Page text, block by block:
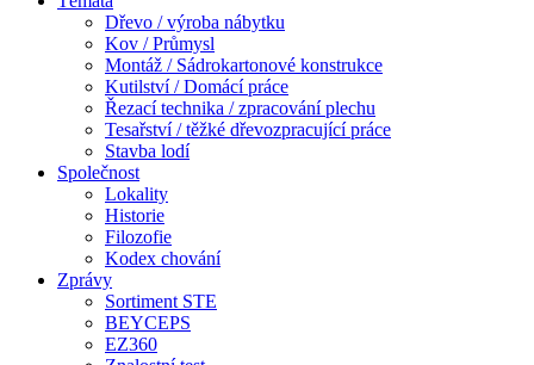
Dřevo / výroba nábytku
Kov / Průmysl
Montáž / Sádrokartonové konstrukce
Kutilství / Domácí práce
Řezací technika / zpracování plechu
Tesařství / těžké dřevozpracující práce
Stavba lodí
Společnost
Lokality
Historie
Filozofie
Kodex chování
Zprávy
Sortiment STE
BEYCEPS
EZ360